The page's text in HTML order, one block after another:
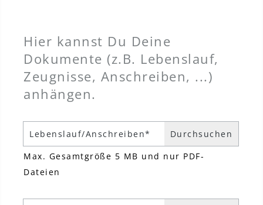
Hier kannst Du Deine
Dokumente (z.B. Lebenslauf,
Zeugnisse, Anschreiben, ...)
anhängen.
Lebenslauf/Anschreiben*
Max. Gesamtgröße 5 MB und nur PDF-
Dateien